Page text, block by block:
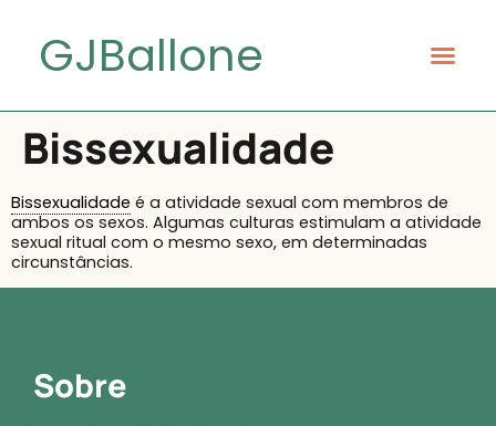
GJBallone
Bissexualidade
Bissexualidade é a atividade sexual com membros de
ambos os sexos. Algumas culturas estimulam a atividade
sexual ritual com o mesmo sexo, em determinadas
circunstâncias.
Sobre